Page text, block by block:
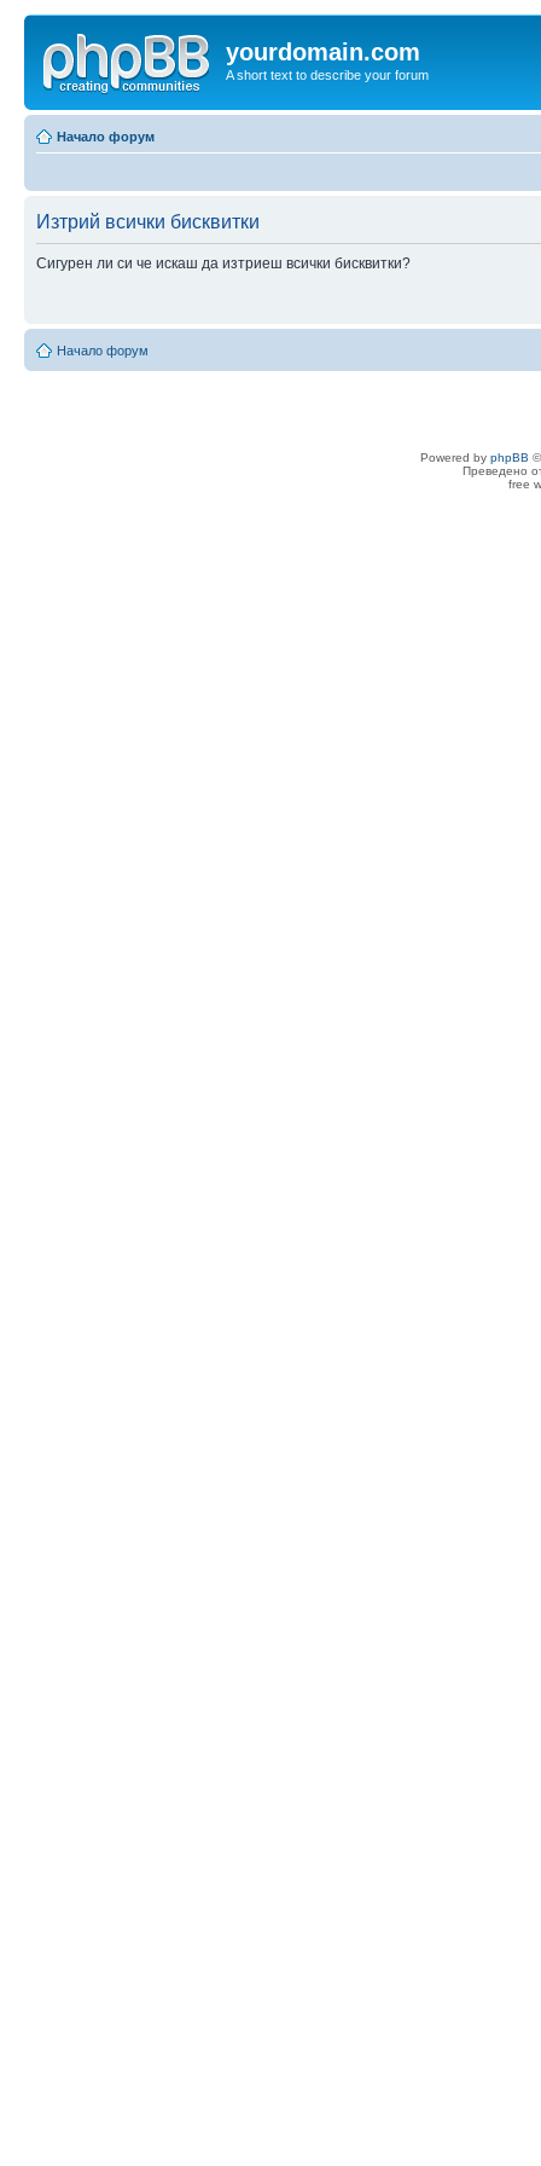
yourdomain.com
A short text to describe your forum
Начало форум
Изтрий всички бисквитки
Сигурен ли си че искаш да изтриеш всички бисквитки?
Начало форум
Powered by phpBB
Преведено
free